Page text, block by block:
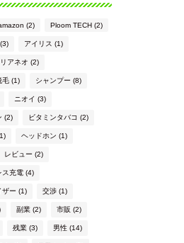
(2) Ploom TECH(2)
アイリス (1)
アネオ (2)
毛(1) シャンプー (8)
ニオイ (3)
(2) ビタミンタバコ (2)
ヘッドホン (1)
レビュー (2)
ス充電(4)
ザー (1) 交渉(1)
副業(2) 市販 (2)
残業(3) 男性(14)